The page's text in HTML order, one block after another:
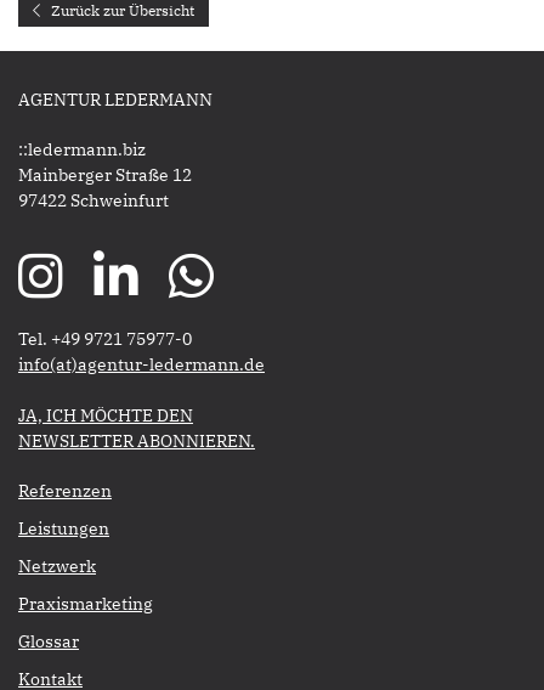
Zurück zur Übersicht
AGENTUR LEDERMANN
::ledermann.biz
Mainberger Straße 12
97422 Schweinfurt
Tel. +49 9721 75977-0
​​​​​​​info(at)agentur-ledermann.de
​​​​​JA, ICH MÖCHTE DEN
NEWSLETTER ABONNIEREN.​​​​​​​
Referenzen
Leistungen
Netzwerk
Praxismarketing
Glossar
Kontakt